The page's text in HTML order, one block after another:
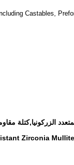
Castables,
الزركونيا,كتلة
Zirconia